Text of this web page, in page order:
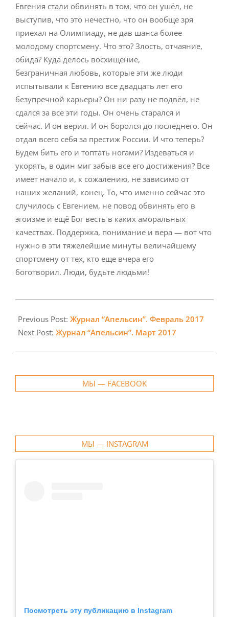
Евгения стали обвинять в том, что он ушёл, не
выступив, что это нечестно, что он вообще зря
приехал на Олимпиаду, не дав шанса более
молодому спортсмену. Что это? Злость, отчаяние,
обида? Куда делось восхищение,
безграничная любовь, которые эти же люди
испытывали к Евгению все двадцать лет его
безупречной карьеры? Он ни разу не подвёл, не
сдался за все эти годы. Он очень старался и
сейчас. И он верил. И он боролся до последнего. Он
отдал всего себя за престиж России. И что теперь?
Будем бить его и топтать ногами? Издеваться и
укорять, в один миг забыв все его достижения? Все
имеет начало и, к сожалению, не зависимо от
наших желаний, конец. То, что именно сейчас это
случилось с Евгением, не повод обвинять его в
эгоизме и ещё Бог весть в каких аморальных
качествах. Поддержка, понимание и вера — вот что
нужно в эти тяжелейшие минуты величайшему
спортсмену от тех, кто еще вчера его
боготворил. Люди, будьте людьми!
02-
24
Previous Post: Журнал “Апельсин”. Февраль 2017
Next Post: Журнал “Апельсин”. Март 2017
МЫ — FACEBOOK
МЫ — INSTAGRAM
Посмотреть эту публикацию в Instagram